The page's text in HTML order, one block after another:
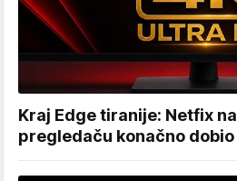
Kraj Edge tiranije: Netfix
pregledaču konačno